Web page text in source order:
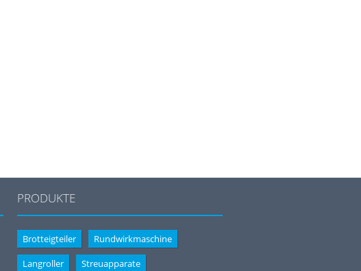
PRODUKTE
Brotteigteiler
Rundwirkmaschine
Langroller
Streuapparate